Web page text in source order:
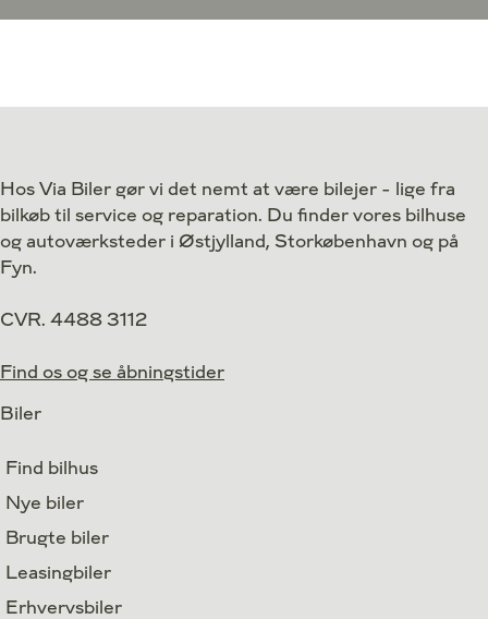
Hos Via Biler gør vi det nemt at være bilejer - lige fra
bilkøb til service og reparation. Du finder vores bilhuse
og autoværksteder i Østjylland, Storkøbenhavn og på
Fyn.
CVR. 4488 3112
Find os og se åbningstider
Biler
Find bilhus
Nye biler
Brugte biler
Leasingbiler
Erhvervsbiler